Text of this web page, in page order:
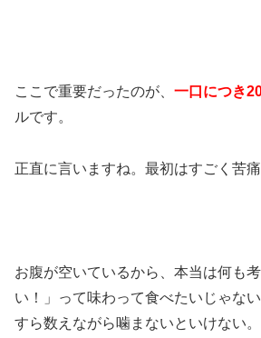
ここで重要だったのが、 一口につき
ルです。
正直に言いますね。最初はすごく苦痛
お腹が空いているから、本当は何も
い！」って味わって食べたいじゃな
すら数えながら噛まないといけない。